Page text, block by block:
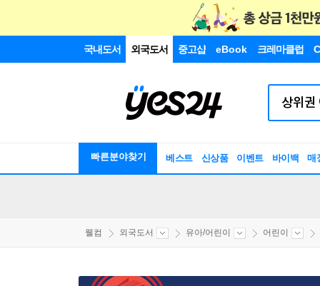
국내도서 외국도서 중고샵 eBook 크레마클럽
빠른분야찾기 베스트 신상품 이벤트 바이백 매
웰컴 외국도서 유아/어린이 어린이